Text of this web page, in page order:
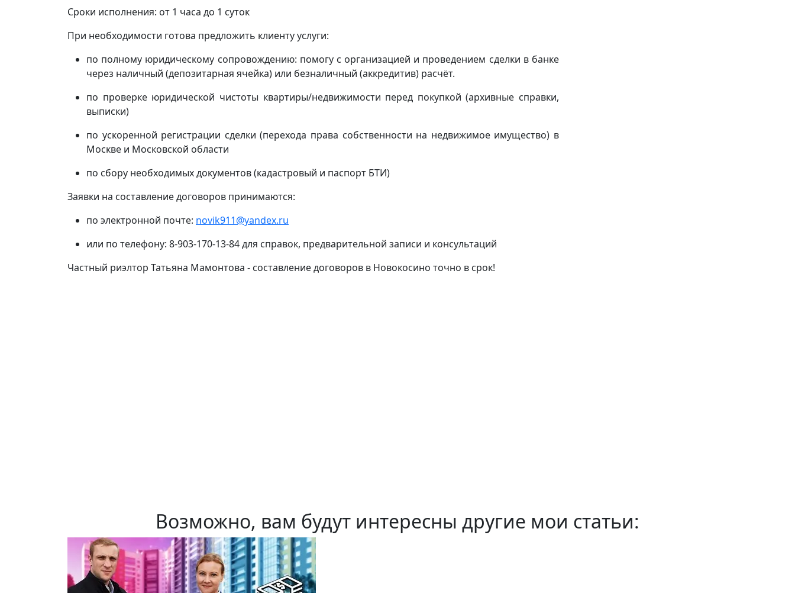
Сроки исполнения: от 1 часа до 1 суток
При необходимости готова предложить клиенту услуги:
по полному юридическому сопровождению: помогу с организацией и проведением сделки в банке
через наличный (депозитарная ячейка) или безналичный (аккредитив) расчёт.
по проверке юридической чистоты квартиры/недвижимости перед покупкой (архивные справки,
выписки)
по ускоренной регистрации сделки (перехода права собственности на недвижимое имущество) в
Москве и Московской области
по сбору необходимых документов (кадастровый и паспорт БТИ)
Заявки на составление договоров принимаются:
по электронной почте: novik911@yandex.ru
или по телефону: 8-903-170-13-84 для справок, предварительной записи и консультаций
Частный риэлтор Татьяна Мамонтова - составление договоров в Новокосино точно в срок!
Возможно, вам будут интересны другие мои статьи: